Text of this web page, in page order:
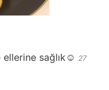
ellerine sağlık☺️ 27